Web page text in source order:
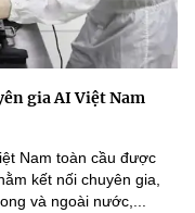
gia AI Việt Nam
Nam toàn cầu được
kết nối chuyên gia,
và ngoài nước,...